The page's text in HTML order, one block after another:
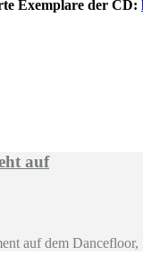
Exemplare der CD:
auf
auf dem Dancefloor,